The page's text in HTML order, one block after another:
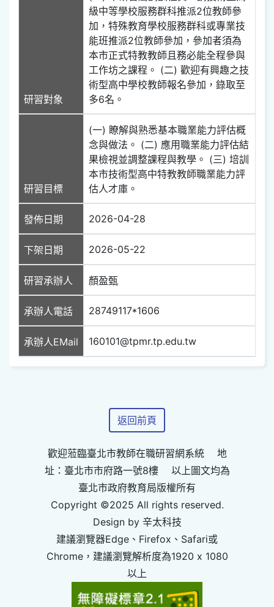
研習對象
級中等學校服務群科推派2位教師參
加，特殊教育學校服務群科或專業技
能班推派2位教師參加，參加者須為
本市正式特教教師且務必能全程參與
工作坊之課程。 (二) 歡迎有興趣之技
術型高中學校教師報名參加，錄取至
多6名。
研習目標
(一) 瞭解與熟悉基本職業能力評估概
念與做法。 (二) 應用職業能力評估結
果檢視並調整課程與教學。 (三) 培訓
本市技術型高中特教教師職業能力評
估人才庫。
發佈日期 2026-04-28
下架日期 2026-05-22
研習承辦人 顏盈甄
承辦人電話 28749117*1606
承辦人EMail 160101@tpmr.tp.edu.tw
返回前頁
歡迎蒞臨臺北市教師在職研習網系統 地
址：臺北市市府路一號8樓 以上圖文均為
臺北市政府教育局版權所有
Copyright ©2025 All rights reserved.
Design by 辛太科技
建議瀏覽器Edge、Firefox、Safari或
Chrome，建議瀏覽解析度為1920 x 1080
以上